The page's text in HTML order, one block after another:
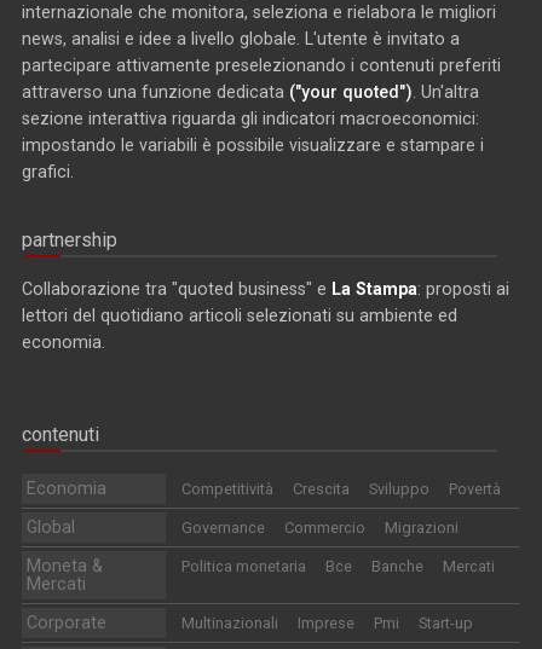
internazionale che monitora, seleziona e rielabora le migliori
news, analisi e idee a livello globale. L'utente è invitato a
partecipare attivamente preselezionando i contenuti preferiti
attraverso una funzione dedicata ("your quoted") . Un'altra
sezione interattiva riguarda gli indicatori macroeconomici:
impostando le variabili è possibile visualizzare e stampare i
grafici.
partnership
Collaborazione tra "quoted business" e La Stampa: proposti ai
lettori del quotidiano articoli selezionati su ambiente ed
economia.
contenuti
Economia Competitività Crescita Sviluppo Povertà
Global Governance Commercio Migrazioni
Moneta &
Mercati
Politica monetaria Bce Banche Mercati
Corporate Multinazionali Imprese Pmi Start-up